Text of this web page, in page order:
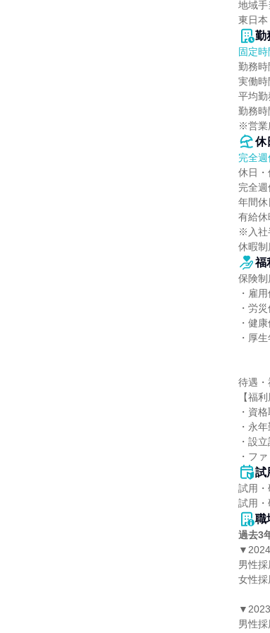
地域手
東日
勤
固定時
勤務時
実働時
平均
勤務
※営業
休
完全週
休日・
完全週
年間休
有給休
※入社
休暇
福
保険制
・雇
・労
・健
・厚
待遇・
【福
・資
・永
・設
・フ
試
試用・
職
過去3
男性
女性採
男性